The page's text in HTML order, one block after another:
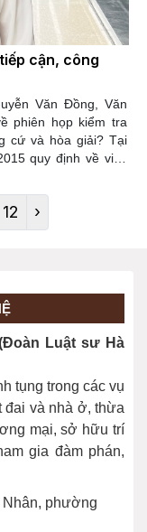
cận, công
Văn Đồng, Văn
phiên họp kiểm tra
cứ và hòa giải? Tại
quy định về việc
phán tiến hành mở
công khai chứng cứ
hành phiên họp,
dân sự không được
quy định tại Điều
năm 2015 thì Thẩm
nộp, tiếp cận, công
12 ›
Luật sư Hà
tụng trong các vụ
đai và nhà ở, thừa
mại, sở hữu trí
gia đàm phán,
Nhân, phường